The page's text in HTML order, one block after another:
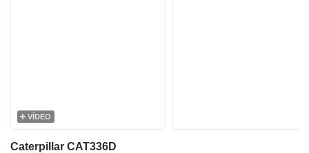
VÍDEO
Caterpillar CAT336D